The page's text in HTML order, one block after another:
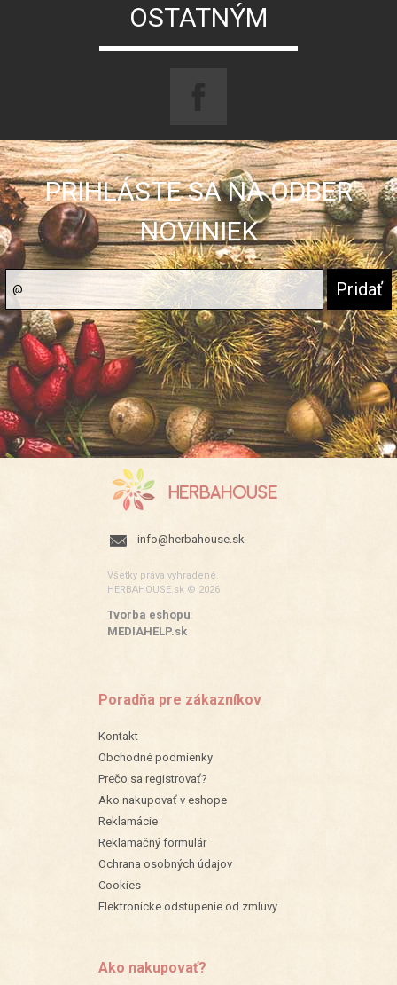
OSTATNÝM
PRIHLÁSTE SA NA ODBER
NOVINIEK
info@herbahouse.sk
Všetky práva vyhradené.
HERBAHOUSE.sk © 2026
Tvorba eshopu:
MEDIAHELP.sk
Poradňa pre zákazníkov
Kontakt
Obchodné podmienky
Prečo sa registrovať?
Ako nakupovať v eshope
Reklamácie
Reklamačný formulár
Ochrana osobných údajov
Cookies
Elektronicke odstúpenie od zmluvy
Ako nakupovať?